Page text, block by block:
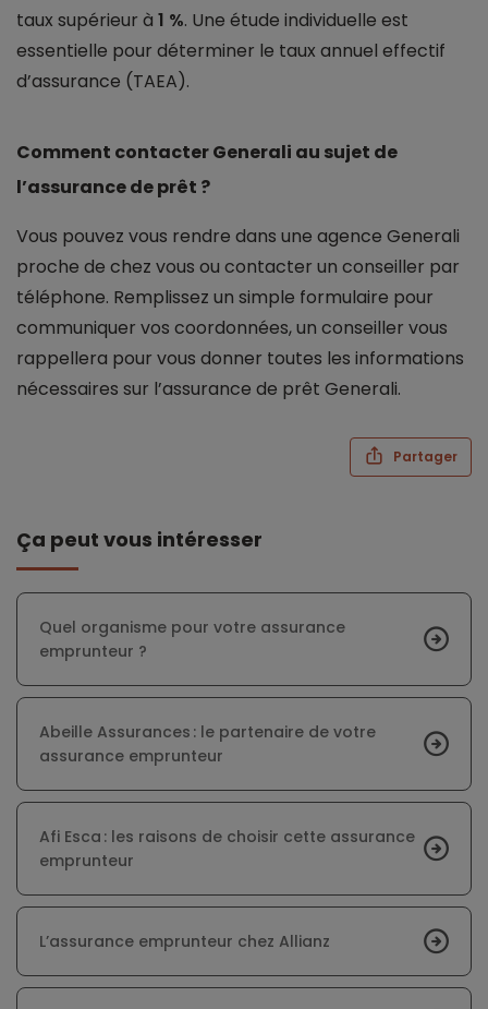
taux supérieur à 1 %. Une étude individuelle est
essentielle pour déterminer le taux annuel effectif
d’assurance (TAEA).
Comment contacter Generali au sujet de
l’assurance de prêt ?
Vous pouvez vous rendre dans une agence Generali
proche de chez vous ou contacter un conseiller par
téléphone. Remplissez un simple formulaire pour
communiquer vos coordonnées, un conseiller vous
rappellera pour vous donner toutes les informations
nécessaires sur l’assurance de prêt Generali.
Partager
Ça peut vous intéresser
Quel organisme pour votre assurance
emprunteur ?
Abeille Assurances : le partenaire de votre
assurance emprunteur
Afi Esca : les raisons de choisir cette assurance
emprunteur
L’assurance emprunteur chez Allianz